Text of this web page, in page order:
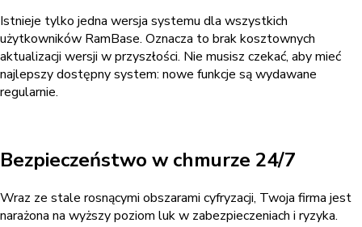
Istnieje tylko jedna wersja systemu dla wszystkich
użytkowników RamBase. Oznacza to brak kosztownych
aktualizacji wersji w przyszłości. Nie musisz czekać, aby mieć
najlepszy dostępny system: nowe funkcje są wydawane
regularnie.
Bezpieczeństwo w chmurze 24/7
Wraz ze stale rosnącymi obszarami cyfryzacji, Twoja firma jest
narażona na wyższy poziom luk w zabezpieczeniach i ryzyka.